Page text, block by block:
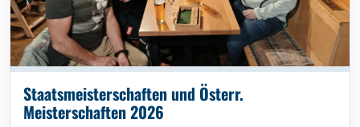
Staatsmeisterschaften und Österr.
Meisterschaften 2026